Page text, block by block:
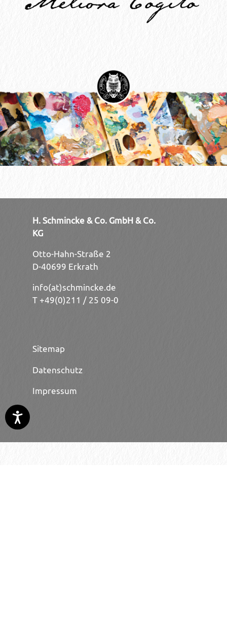
H. Schmincke & Co. GmbH & Co.
KG
Otto-Hahn-Straße 2
D-40699 Erkrath
info(at)schmincke.de
T +49(0)211 / 25 09-0
Sitemap
Datenschutz
Impressum